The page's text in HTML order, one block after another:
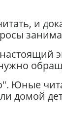
и
Юные
домой